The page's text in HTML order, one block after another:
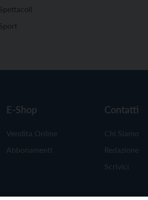
E-Shop
Vendita Online
Abbonamenti
Contatti
Chi Siamo
Redazione
Scrivici